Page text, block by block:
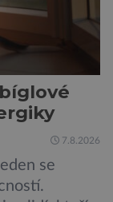
7.8.2026
se